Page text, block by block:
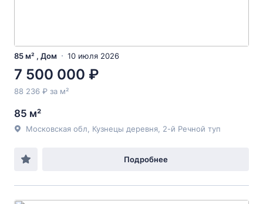
85 м² , Дом 10 июля 2026
7 500 000 ₽
88 236 ₽ за м²
85 м²
Московская обл, Кузнецы деревня, 2-й Речной туп
Подробнее